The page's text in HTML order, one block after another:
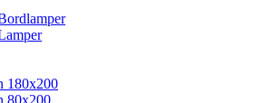
180x200
80x200